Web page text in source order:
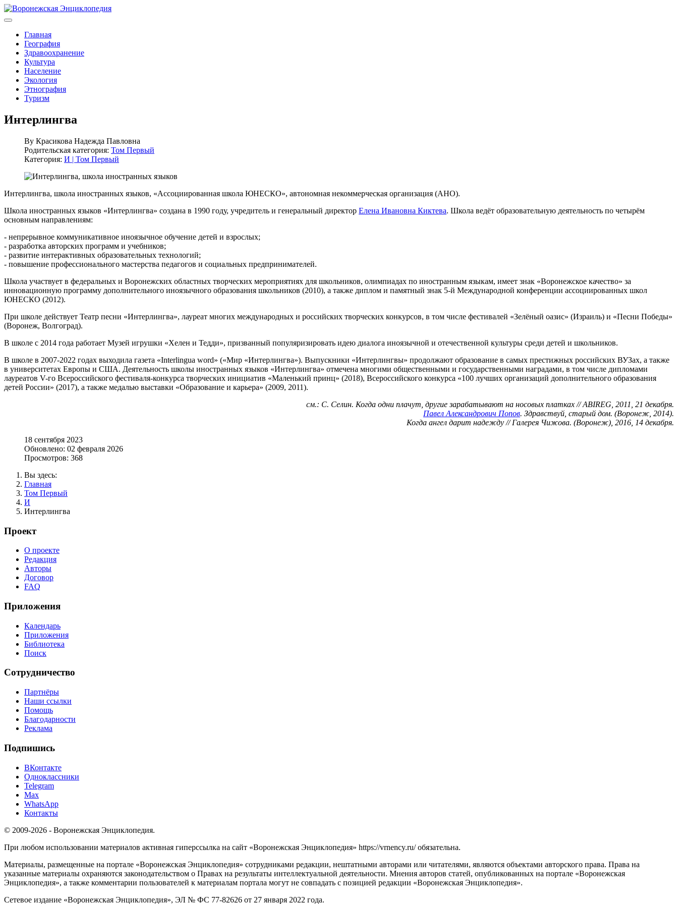
Главная
География
Здравоохранение
Культура
Население
Экология
Этнография
Туризм
Интерлингва
By Красикова Надежда Павловна
Родительская категория: Том Первый
Категория: И | Том Первый
Интерлингва, школа иностранных языков, «Ассоциированная школа ЮНЕСКО», автономная некоммерческая организация (АНО).
Школа иностранных языков «Интерлингва» создана в 1990 году, учредитель и генеральный директор Елена Ивановна Киктева. Школа ведёт образовательную деятельность по четырём
основным направлениям:
- непрерывное коммуникативное иноязычное обучение детей и взрослых;
- разработка авторских программ и учебников;
- развитие интерактивных образовательных технологий;
- повышение профессионального мастерства педагогов и социальных предпринимателей.
Школа участвует в федеральных и Воронежских областных творческих мероприятиях для школьников, олимпиадах по иностранным языкам, имеет знак «Воронежское качество» за
инновационную программу дополнительного иноязычного образования школьников (2010), а также диплом и памятный знак 5-й Международной конференции ассоциированных школ
ЮНЕСКО (2012).
При школе действует Театр песни «Интерлингва», лауреат многих международных и российских творческих конкурсов, в том числе фестивалей «Зелёный оазис» (Израиль) и «Песни Победы»
(Воронеж, Волгоград).
В школе с 2014 года работает Музей игрушки «Хелен и Тедди», призванный популяризировать идею диалога иноязычной и отечественной культуры среди детей и школьников.
В школе в 2007-2022 годах выходила газета «Interlingua word» («Мир «Интерлингва»). Выпускники «Интерлингвы» продолжают образование в самых престижных российских ВУЗах, а также
в университетах Европы и США. Деятельность школы иностранных языков «Интерлингва» отмечена многими общественными и государственными наградами, в том числе дипломами
лауреатов V-го Всероссийского фестиваля-конкурса творческих инициатив «Маленький принц» (2018), Всероссийского конкурса «100 лучших организаций дополнительного образования
детей России» (2017), а также медалью выставки «Образование и карьера» (2009, 2011).
см.: С. Селин. Когда одни плачут, другие зарабатывают на носовых платках // ABIREG, 2011, 21 декабря.
Павел Александрович Попов. Здравствуй, старый дом. (Воронеж, 2014).
Когда ангел дарит надежду // Галерея Чижова. (Воронеж), 2016, 14 декабря.
18 сентября 2023
Обновлено: 02 февраля 2026
Просмотров: 368
Вы здесь:
Главная
Том Первый
И
Интерлингва
Проект
О проекте
Редакция
Авторы
Договор
FAQ
Приложения
Календарь
Приложения
Библиотека
Поиск
Сотрудничество
Партнёры
Наши ссылки
Помощь
Благодарности
Реклама
Подпишись
ВКонтакте
Одноклассники
Telegram
Max
WhatsApp
Контакты
© 2009-2026 - Воронежская Энциклопедия.
При любом использовании материалов активная гиперссылка на сайт «Воронежская Энциклопедия» https://vrnency.ru/ обязательна.
Материалы, размещенные на портале «Воронежская Энциклопедия» сотрудниками редакции, нештатными авторами или читателями, являются объектами авторского права. Права на
указанные материалы охраняются законодательством о Правах на результаты интеллектуальной деятельности. Мнения авторов статей, опубликованных на портале «Воронежская
Энциклопедия», а также комментарии пользователей к материалам портала могут не совпадать с позицией редакции «Воронежская Энциклопедия».
Сетевое издание «Воронежская Энциклопедия», ЭЛ № ФС 77-82626 от 27 января 2022 года.